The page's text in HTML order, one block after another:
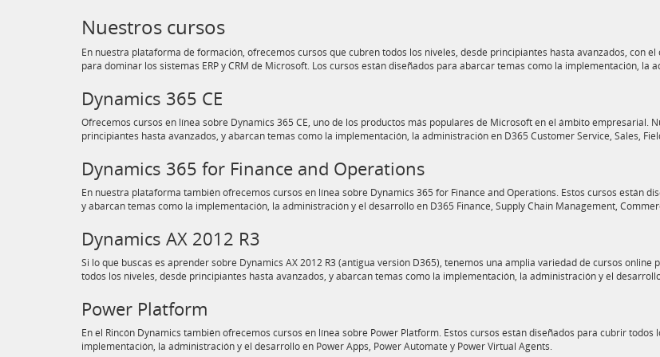
Nuestros cursos
En nuestra plataforma de formación, ofrecemos cursos que cubren todos los niveles, desde principiantes hasta avanzados, con
para dominar los sistemas ERP y CRM de Microsoft. Los cursos están diseñados para abarcar temas como la implementación, la
Dynamics 365 CE
Ofrecemos cursos en línea sobre Dynamics 365 CE, uno de los productos más populares de Microsoft en el ámbito empresarial.
principiantes hasta avanzados, y abarcan temas como la implementación, la administración en D365 Customer Service, Sales,
Dynamics 365 for Finance and Operations
En nuestra plataforma también ofrecemos cursos en línea sobre Dynamics 365 for Finance and Operations. Estos cursos están
y abarcan temas como la implementación, la administración y el desarrollo en D365 Finance, Supply Chain Management,
Dynamics AX 2012 R3
Si lo que buscas es aprender sobre Dynamics AX 2012 R3 (antigua versión D365), tenemos una amplia variedad de cursos
todos los niveles, desde principiantes hasta avanzados, y abarcan temas como la implementación, la administración y el
Power Platform
En el Rincón Dynamics también ofrecemos cursos en línea sobre Power Platform. Estos cursos están diseñados para cubrir
implementación, la administración y el desarrollo en Power Apps, Power Automate y Power Virtual Agents.